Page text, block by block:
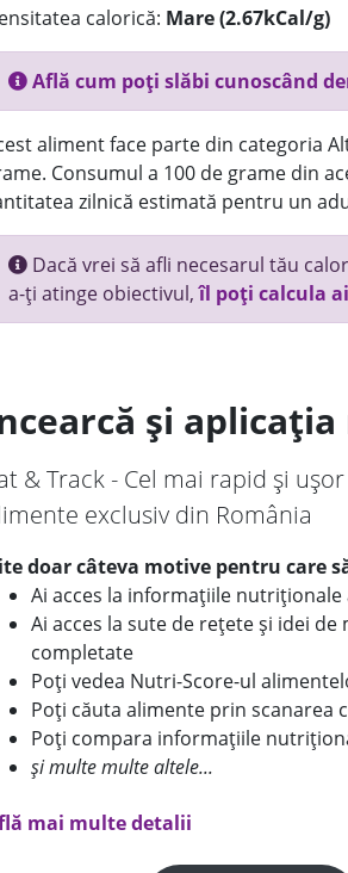
calorică: Mare (2.67kCal/g)
Află cum poți slăbi cunoscând
aliment face parte din categoria
Consumul a 100 de grame din
zilnică estimată pentru un
Dacă vrei să afli necesarul tău
a-ți atinge obiectivul,îl poți calcula
și
& Track - Cel mai rapid și
exclusiv din România
doar câteva motive pentru care
Ai acces la informațiile nutriționale
Ai acces la sute de rețete și idei
completate
Poți vedea Nutri-Score-ul
Poți căuta alimente prin scanarea
Poți compara informațiile
și multe multe altele...
mai multe detalii